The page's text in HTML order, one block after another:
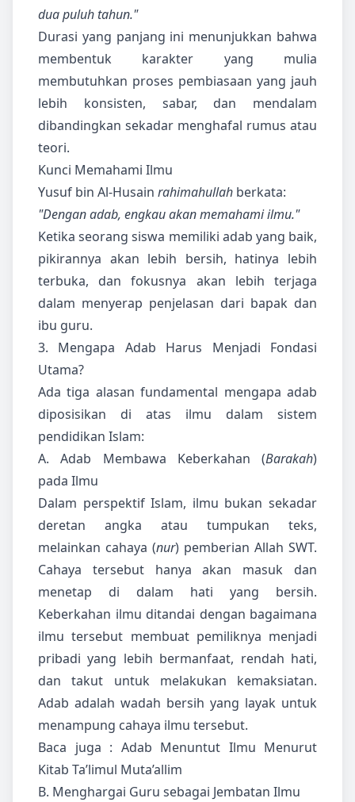
dua puluh tahun."
Durasi yang panjang ini menunjukkan bahwa
membentuk karakter yang mulia
membutuhkan proses pembiasaan yang jauh
lebih konsisten, sabar, dan mendalam
dibandingkan sekadar menghafal rumus atau
teori.
Kunci Memahami Ilmu
Yusuf bin Al-Husain rahimahullah berkata:
"Dengan adab, engkau akan memahami ilmu."
Ketika seorang siswa memiliki adab yang baik,
pikirannya akan lebih bersih, hatinya lebih
terbuka, dan fokusnya akan lebih terjaga
dalam menyerap penjelasan dari bapak dan
ibu guru.
3. Mengapa Adab Harus Menjadi Fondasi
Utama?
Ada tiga alasan fundamental mengapa adab
diposisikan di atas ilmu dalam sistem
pendidikan Islam:
A. Adab Membawa Keberkahan (Barakah)
pada Ilmu
Dalam perspektif Islam, ilmu bukan sekadar
deretan angka atau tumpukan teks,
melainkan cahaya (nur) pemberian Allah SWT.
Cahaya tersebut hanya akan masuk dan
menetap di dalam hati yang bersih.
Keberkahan ilmu ditandai dengan bagaimana
ilmu tersebut membuat pemiliknya menjadi
pribadi yang lebih bermanfaat, rendah hati,
dan takut untuk melakukan kemaksiatan.
Adab adalah wadah bersih yang layak untuk
menampung cahaya ilmu tersebut.
Baca juga : Adab Menuntut Ilmu Menurut
Kitab Ta’limul Muta’allim
B. Menghargai Guru sebagai Jembatan Ilmu